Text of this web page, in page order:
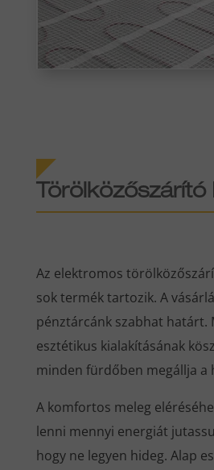
Törölközőszárító
Az elektromos
sok termék tartozik. A
pénztárcánk szabhat határt.
esztétikus kialakításának
minden fürdőben megállja a
A komfortos meleg
lenni mennyi energiát
hogy ne legyen hideg. Alap